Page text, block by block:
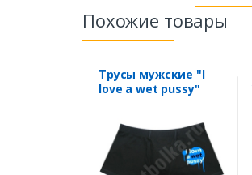
Похожие товары
Трусы мужские "I
love a wet pussy"